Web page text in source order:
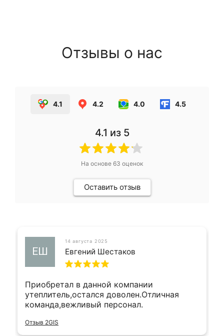
Отзывы о нас
4.1 4.2 4.0 4.5
4.1 из 5
На основе 63 оценок
Оставить отзыв
ЕШ
14 августа 2025
Евгений Шестаков
Приобретал в данной компании
утеплитель,остался доволен.Отличная
команда,вежливый персонал.
Отзыв 2GIS